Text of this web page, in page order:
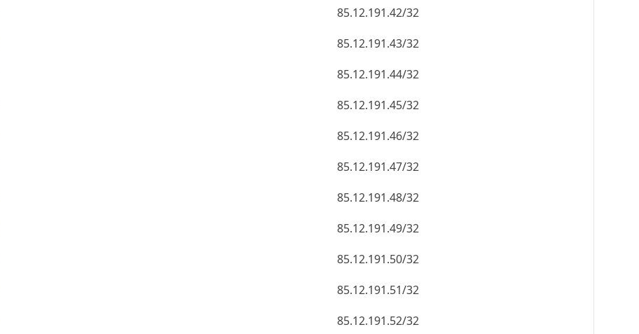
85.12.191.42/32
85.12.191.43/32
85.12.191.44/32
85.12.191.45/32
85.12.191.46/32
85.12.191.47/32
85.12.191.48/32
85.12.191.49/32
85.12.191.50/32
85.12.191.51/32
85.12.191.52/32